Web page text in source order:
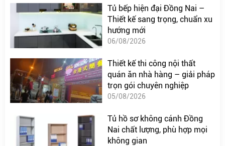
Tủ bếp hiện đại Đồng Nai –
Thiết kế sang trọng, chuẩn xu
hướng mới
06/08/2026
Thiết kế thi công nội thất
quán ăn nhà hàng – giải pháp
trọn gói chuyên nghiệp
05/08/2026
Tủ hồ sơ không cánh Đồng
Nai chất lượng, phù hợp mọi
không gian